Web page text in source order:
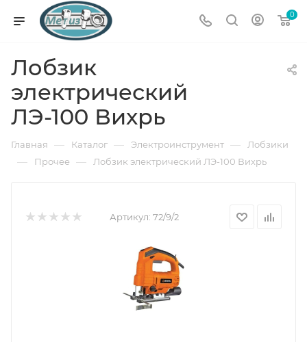
0
Лобзик
электрический
ЛЭ-100 Вихрь
Главная — Каталог — Электроинструмент — Лобзики
— Прочее — Лобзик электрический ЛЭ-100 Вихрь
Артикул: 72/9/2